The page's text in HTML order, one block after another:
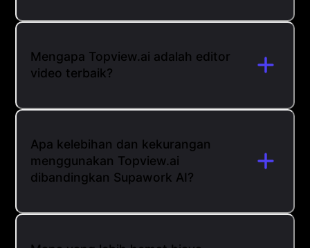
Mengapa Topview.ai adalah editor
video terbaik?
Apa kelebihan dan kekurangan
menggunakan Topview.ai
dibandingkan Supawork AI?